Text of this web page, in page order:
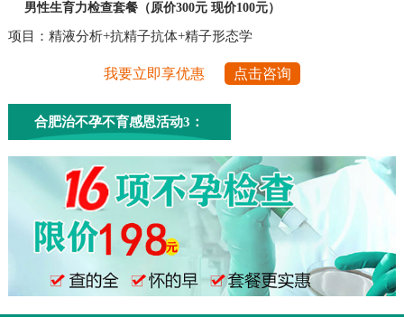
男性生育力检查套餐（原价300元 现价100元）
项目：精液分析+抗精子抗体+精子形态学
我要立即享优惠 点击咨询
合肥治不孕不育感恩活动3：